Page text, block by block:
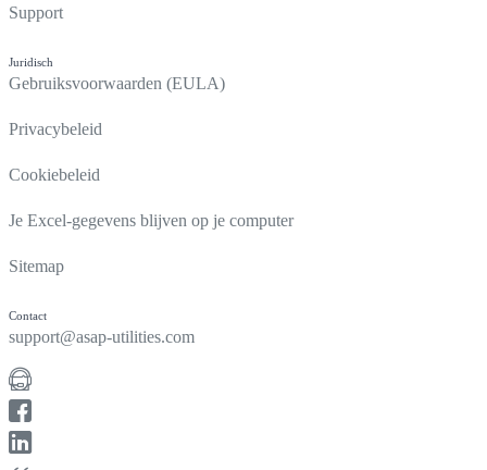
Support
Juridisch
Gebruiksvoorwaarden (EULA)
Privacybeleid
Cookiebeleid
Je Excel-gegevens blijven op je computer
Sitemap
Contact
support@asap-utilities.com